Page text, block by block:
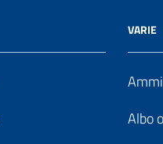
VARIE
Albo